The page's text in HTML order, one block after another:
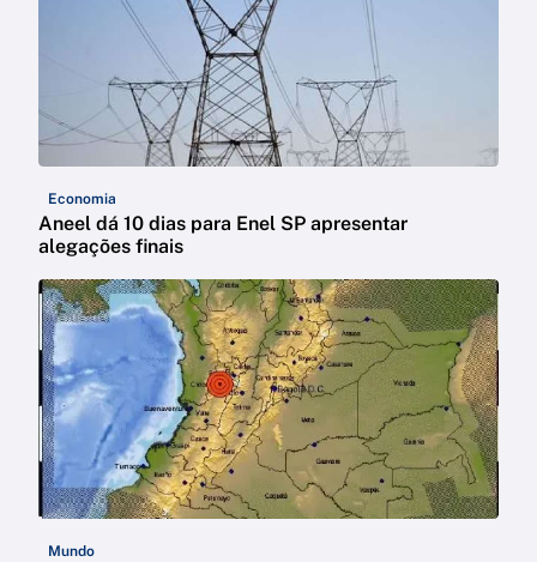
Economia
Aneel dá 10 dias para Enel SP apresentar
alegações finais
Mundo